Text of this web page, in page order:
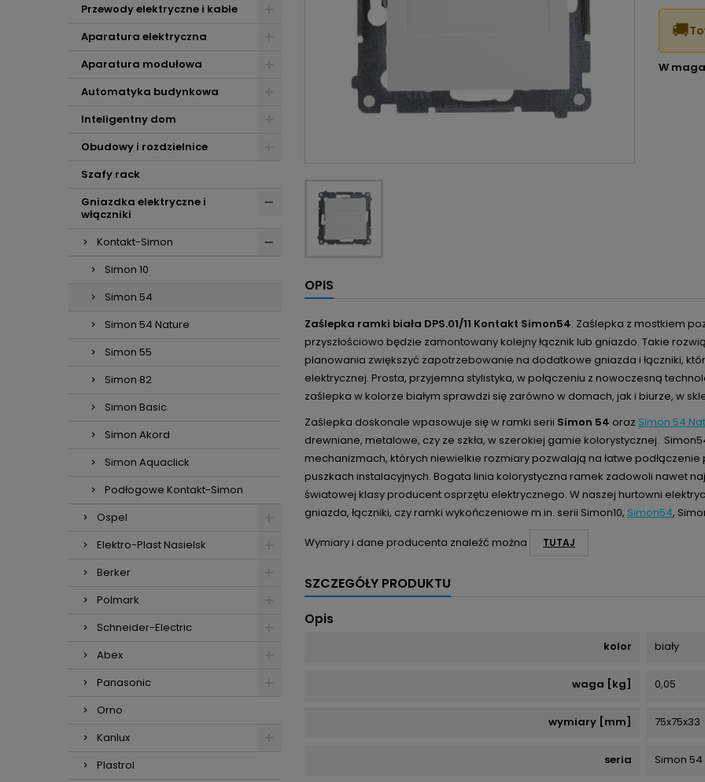
Przewody elektryczne i kable
Aparatura elektryczna
Aparatura modułowa
Automatyka budynkowa
Inteligentny dom
Obudowy i rozdzielnice
Szafy rack
Gniazdka elektryczne i
włączniki
Kontakt-Simon
Simon 10
Simon 54
Simon 54 Nature
Simon 55
Simon 82
Simon Basic
Simon Akord
Simon Aquaclick
Podłogowe Kontakt-Simon
Ospel
Elektro-Plast Nasielsk
Berker
Polmark
Schneider-Electric
Abex
Panasonic
Orno
Kanlux
Plastrol
🚚
W
OPIS
Zaślepka ramki biała DPS.01/11 Kontakt Simon54. Zaślepka z mostkiem
przyszłościowo będzie zamontowany kolejny łącznik lub gniazdo. Takie
planowania zwiększyć zapotrzebowanie na dodatkowe gniazda i łączniki,
elektrycznej. Prosta, przyjemna stylistyka, w połączeniu z nowoczesną
zaślepka w kolorze białym sprawdzi się zarówno w domach, jak i biurze, w
Zaślepka doskonale wpasowuje się w ramki serii Simon 54 oraz Simon 54
drewniane, metalowe, czy ze szkła, w szerokiej gamie kolorystycznej.
mechanizmach, których niewielkie rozmiary pozwalają na łatwe
puszkach instalacyjnych. Bogata linia kolorystyczna ramek zadowoli nawet
światowej klasy producent osprzętu elektrycznego. W naszej hurtowni
gniazda, łączniki, czy ramki wykończeniowe m.in. serii Simon10, Simon54,
Wymiary i dane producenta znaleźć można
TUTAJ
SZCZEGÓŁY PRODUKTU
Opis
kolor biały
waga [kg] 0,05
wymiary [mm] 75x75x33
seria Simon 54